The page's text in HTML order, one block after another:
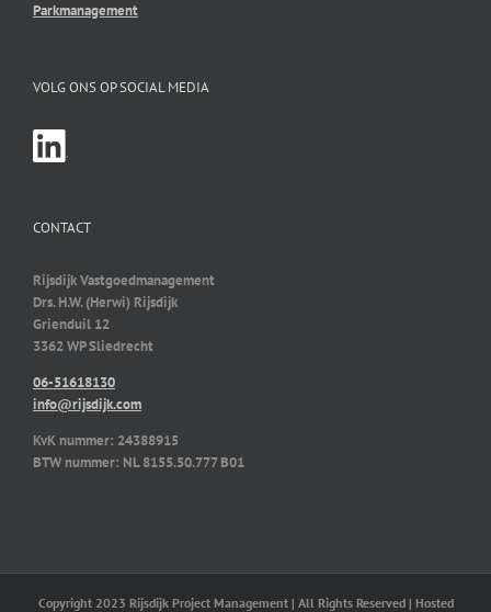
Parkmanagement
VOLG ONS OP SOCIAL MEDIA
CONTACT
Rijsdijk Vastgoedmanagement
Drs. H.W. (Herwi) Rijsdijk
Grienduil 12
3362 WP Sliedrecht
06-51618130
info@rijsdijk.com
KvK nummer: 24388915
BTW nummer: NL 8155.50.777 B01
Copyright 2023 Rijsdijk Project Management | All Rights Reserved | Hosted